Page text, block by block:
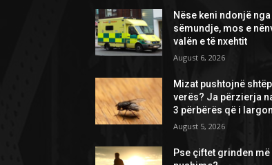
Nëse keni ndonjë
sëmundje, mos e
valën e të nxehtit
August 6, 2026
Mizat pushtojnë
verës? Ja përzierja
3 përbërës që i largon
August 5, 2026
Pse çiftet grinden më